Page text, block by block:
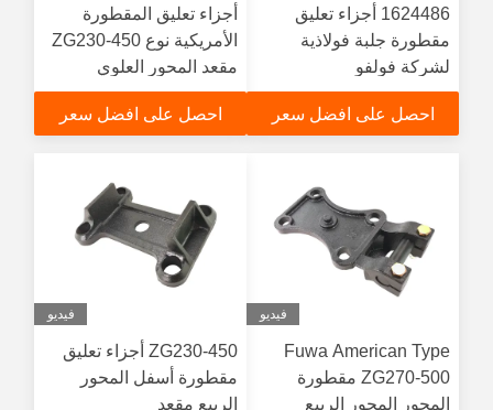
1624486 أجزاء تعليق
مقطورة جلبة فولاذية
لشركة فولفو
احصل على افضل سعر
أجزاء تعليق المقطورة
الأمريكية نوع ZG230-450
مقعد المحور العلوي
احصل على افضل سعر
فيديو
Fuwa American Type
ZG270-500 مقطورة
المحور المحور الربيع
فيديو
ZG230-450 أجزاء تعليق
مقطورة أسفل المحور
الربيع مقعد